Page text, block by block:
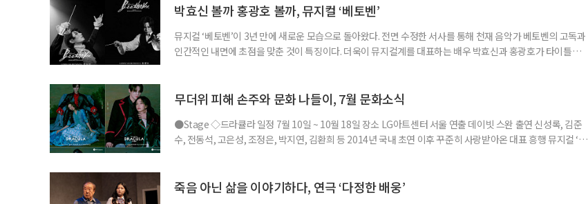
드 강릉 여행을 계획하고 있다면 하슬라아트월드는 빼놓기 아쉬운 곳이다. ‘하슬라’는 고구려·신라시
박효신 볼까 홍광호 볼까, 뮤지컬 ‘베토벤’
뮤지컬 ‘베토벤’이 3년 만에 새로운 모습으로 돌아왔다. 전면 수정한 서사를 통해 천재 음악가 베토벤의 고독과
인간적인 내면에 초점을 맞춘 것이 특징이다. 더욱이 뮤지컬계를 대표하는 배우 박효신과 홍광호가 타이틀롤
현, •프란츠 브렌타노 : 박시원, 최호중, •베티마 브렌타노 : 성민재, 유연정 등 러닝
무더위 피해 손주와 문화 나들이, 7월 문화소식
●Stage ◇드라큘라 일정 7월 10일 ~ 10월 18일 장소 LG아트센터 서울 연출 데이빗 스완 출연 신성록, 김준
수, 전동석, 고은성, 조정은, 박지연, 김환희 등 2014년 국내 초연 이후 꾸준히 사랑받아온 대표 흥행 뮤지컬 ‘드
은성이 새롭게 드라큘라 역에 합류해 각기 다른 매력의 드라큘라를 선보인다. 드라큘
죽음 아닌 삶을 이야기하다, 연극 ‘다정한 배웅’